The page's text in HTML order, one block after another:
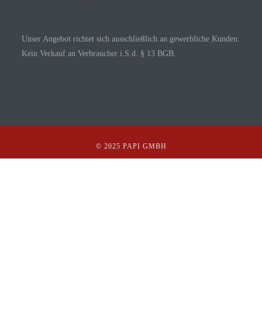
Unser Angebot richtet sich ausschließlich an gewerbliche Kunden.
Kein Verkauf an Verbraucher i.S.d. § 13 BGB.
© 2025 PAPI GMBH